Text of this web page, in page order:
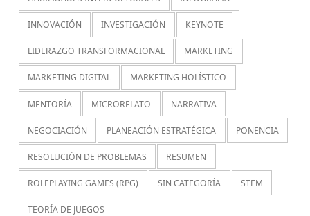
INNOVACIÓN INVESTIGACIÓN KEYNOTE
LIDERAZGO TRANSFORMACIONAL MARKETING
MARKETING DIGITAL MARKETING HOLÍSTICO
MENTORÍA MICRORELATO NARRATIVA
NEGOCIACIÓN PLANEACIÓN ESTRATÉGICA PONENCIA
RESOLUCIÓN DE PROBLEMAS RESUMEN
ROLEPLAYING GAMES (RPG) SIN CATEGORÍA STEM
TEORÍA DE JUEGOS